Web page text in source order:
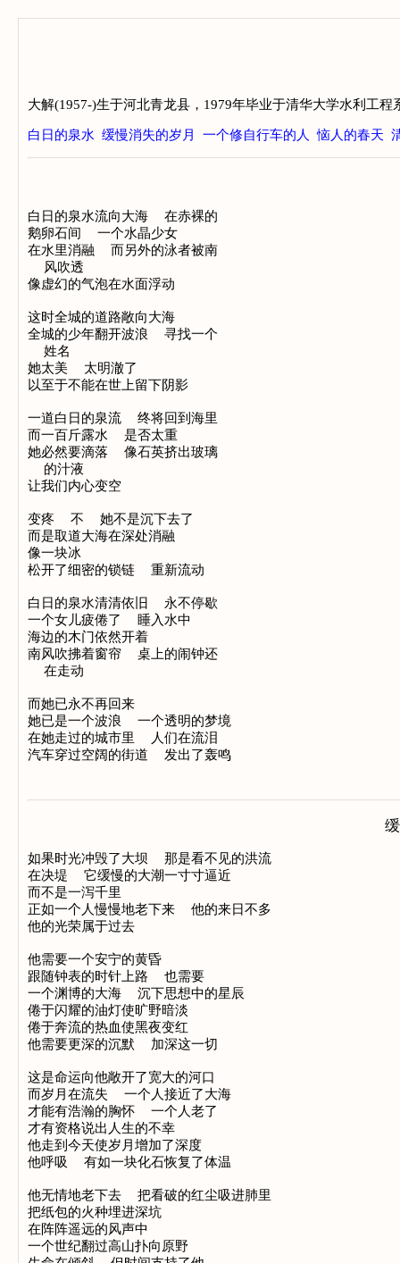
大解(1957-)生于河北青龙县，1979年毕业于清华大学水利工
白日的泉水 缓慢消失的岁月 一个修自行车的人 恼人的春天
白日的泉水流向大海  在赤裸的
鹅卵石间  一个水晶少女
在水里消融  而另外的泳者被南
  风吹透
像虚幻的气泡在水面浮动
这时全城的道路敞向大海
全城的少年翻开波浪  寻找一个
  姓名
她太美  太明澈了
以至于不能在世上留下阴影
一道白日的泉流  终将回到海里
而一百斤露水  是否太重
她必然要滴落  像石英挤出玻璃
  的汁液
让我们内心变空
变疼  不  她不是沉下去了
而是取道大海在深处消融
像一块冰
松开了细密的锁链  重新流动
白日的泉水清清依旧  永不停歇
一个女儿疲倦了  睡入水中
海边的木门依然开着
南风吹拂着窗帘  桌上的闹钟还
  在走动
而她已永不再回来
她已是一个波浪  一个透明的梦境
在她走过的城市里  人们在流泪
如果时光冲毁了大坝  那是看不见的洪流
在决堤  它缓慢的大潮一寸寸逼近
而不是一泻千里
正如一个人慢慢地老下来  他的来日不多
他的光荣属于过去
他需要一个安宁的黄昏
跟随钟表的时针上路  也需要
一个渊博的大海  沉下思想中的星辰
倦于闪耀的油灯使旷野暗淡
倦于奔流的热血使黑夜变红
他需要更深的沉默  加深这一切
这是命运向他敞开了宽大的河口
而岁月在流失  一个人接近了大海
才能有浩瀚的胸怀  一个人老了
才有资格说出人生的不幸
他走到今天使岁月增加了深度
他呼吸  有如一块化石恢复了体温
他无情地老下去  把看破的红尘吸进肺里
把纸包的火种埋进深坑
在阵阵遥远的风声中
一个世纪翻过高山扑向原野